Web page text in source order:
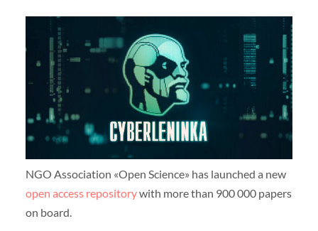
NGO Association «Open Science» has launched a new
open access repositorywith more than 900 000 papers
on board.